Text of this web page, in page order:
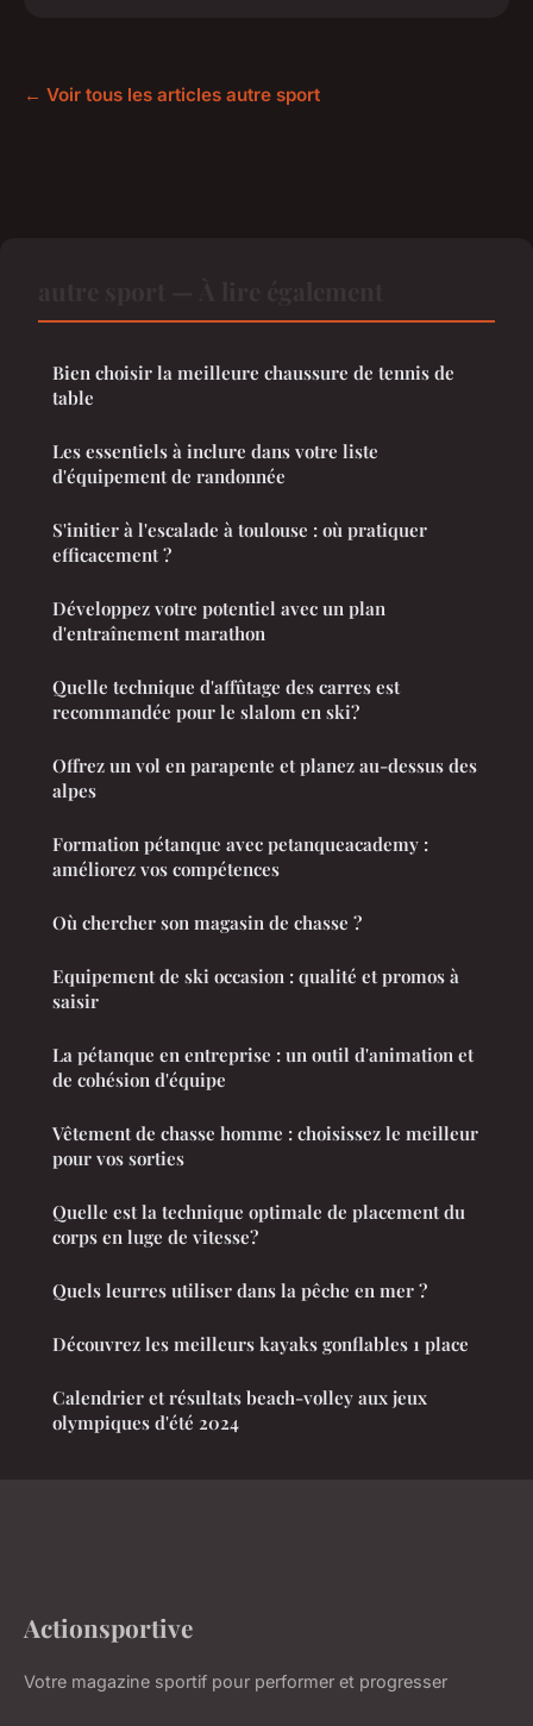
← Voir tous les articles autre sport
Bien choisir la meilleure chaussure de tennis de
table
Les essentiels à inclure dans votre liste
d'équipement de randonnée
S'initier à l'escalade à toulouse : où pratiquer
efficacement ?
Développez votre potentiel avec un plan
d'entraînement marathon
Quelle technique d'affûtage des carres est
recommandée pour le slalom en ski?
Offrez un vol en parapente et planez au-dessus des
alpes
Formation pétanque avec petanqueacademy :
améliorez vos compétences
Où chercher son magasin de chasse ?
Equipement de ski occasion : qualité et promos à
saisir
La pétanque en entreprise : un outil d'animation et
de cohésion d'équipe
Vêtement de chasse homme : choisissez le meilleur
pour vos sorties
Quelle est la technique optimale de placement du
corps en luge de vitesse?
Quels leurres utiliser dans la pêche en mer ?
Découvrez les meilleurs kayaks gonflables 1 place
Calendrier et résultats beach-volley aux jeux
olympiques d'été 2024
Actionsportive
Votre magazine sportif pour performer et progresser